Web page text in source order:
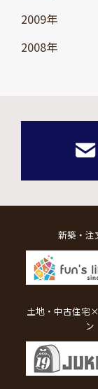
2009年
2008年
新築・注
土地・中古住宅
ン